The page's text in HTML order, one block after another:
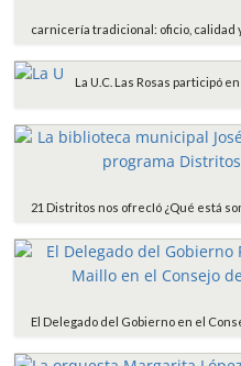
carnicería tradicional: oficio, calidad
La U.C. Las Rosas participó
21 Distritos nos ofrecIó ¿Qué está
El Delegado del Gobierno en el